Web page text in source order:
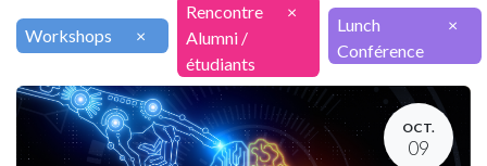
Workshops ×
Rencontre
Alumni /
étudiants
×
Lunch
Conférence
×
OCT.
09